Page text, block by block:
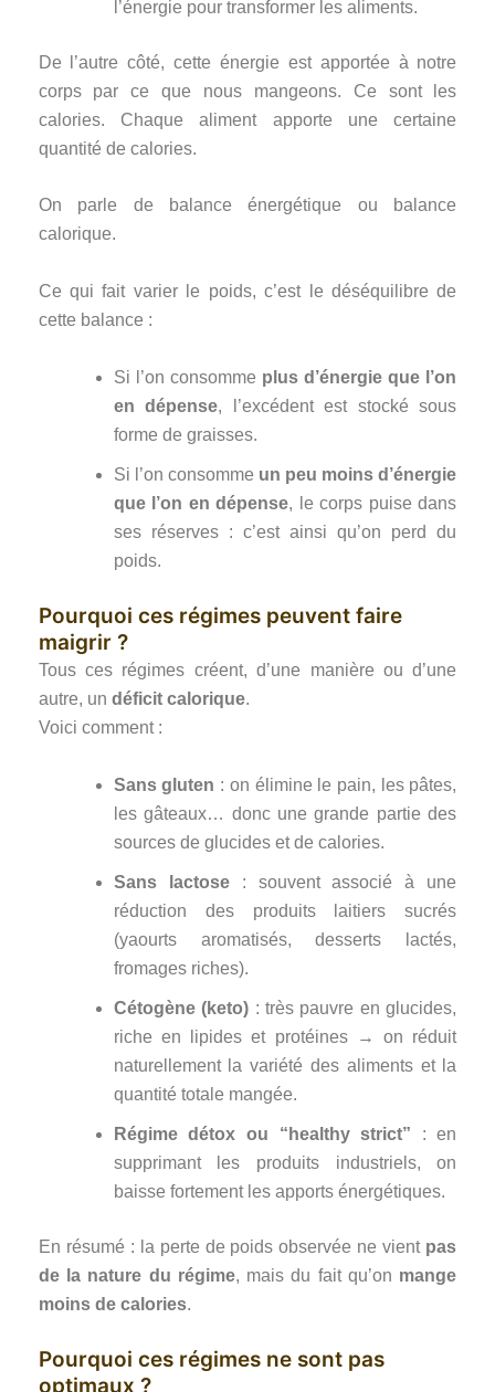
l’énergie pour transformer les aliments.
De l’autre côté, cette énergie est apportée à notre
corps par ce que nous mangeons. Ce sont les
calories. Chaque aliment apporte une certaine
quantité de calories.
On parle de balance énergétique ou balance
calorique.
Ce qui fait varier le poids, c’est le déséquilibre de
cette balance :
Si l’on consomme plus d’énergie que l’on
en dépense, l’excédent est stocké sous
forme de graisses.
Si l’on consomme un peu moins d’énergie
que l’on en dépense, le corps puise dans
ses réserves : c’est ainsi qu’on perd du
poids.
Pourquoi ces régimes peuvent faire
maigrir ?
Tous ces régimes créent, d’une manière ou d’une
autre, un déficit calorique.
Voici comment :
Sans gluten : on élimine le pain, les pâtes,
les gâteaux… donc une grande partie des
sources de glucides et de calories.
Sans lactose: souvent associé à une
réduction des produits laitiers sucrés
(yaourts aromatisés, desserts lactés,
fromages riches).
Cétogène (keto) : très pauvre en glucides,
riche en lipides et protéines → on réduit
naturellement la variété des aliments et la
quantité totale mangée.
Régime détox ou “healthy strict” : en
supprimant les produits industriels, on
baisse fortement les apports énergétiques.
En résumé : la perte de poids observée ne vient pas
de la nature du régime, mais du fait qu’on mange
moins de calories.
Pourquoi ces régimes ne sont pas
optimaux ?